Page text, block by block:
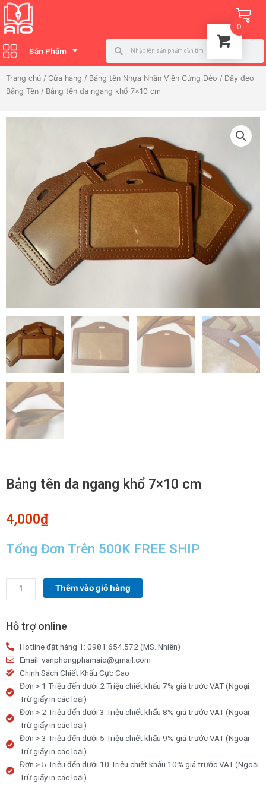
Nhảy
tới
nội
dung
Sản Phẩm
Search
Trang chủ / Cửa hàng / Bảng tên Nhựa Nhân Viên Cứng Dẻo / Dây đeo
Bảng Tên / Bảng tên da ngang khổ 7×10 cm
Bảng tên da ngang khổ 7×10 cm
4,000₫
Tổng Đơn Trên 500K FREE SHIP
Bảng
tên
ngang
7x10
cm
số
lượng
Thêm vào giỏ hàng
Hỗ trợ online
Hotline đặt hàng 1: 0981.654.572 (MS. Nhiên)
Email: vanphongphamaio@gmail.com
Chính Sách Chiết Khấu Cực Cao
Đơn > 1 Triệu đến dưới 2 Triệu chiết khấu 7% giá trước VAT (Ngoại
Trừ giấy in các loại)
Đơn > 2 Triệu đến dưới 3 Triệu chiết khấu 8% giá trước VAT (Ngoại
Trừ giấy in các loại)
Đơn > 3 Triệu đến dưới 5 Triệu chiết khấu 9% giá trước VAT (Ngoại
Trừ giấy in các loại)
Đơn > 5 Triệu đến dưới 10 Triệu chiết khấu 10% giá trước VAT (Ngoại
Trừ giấy in các loại)
0